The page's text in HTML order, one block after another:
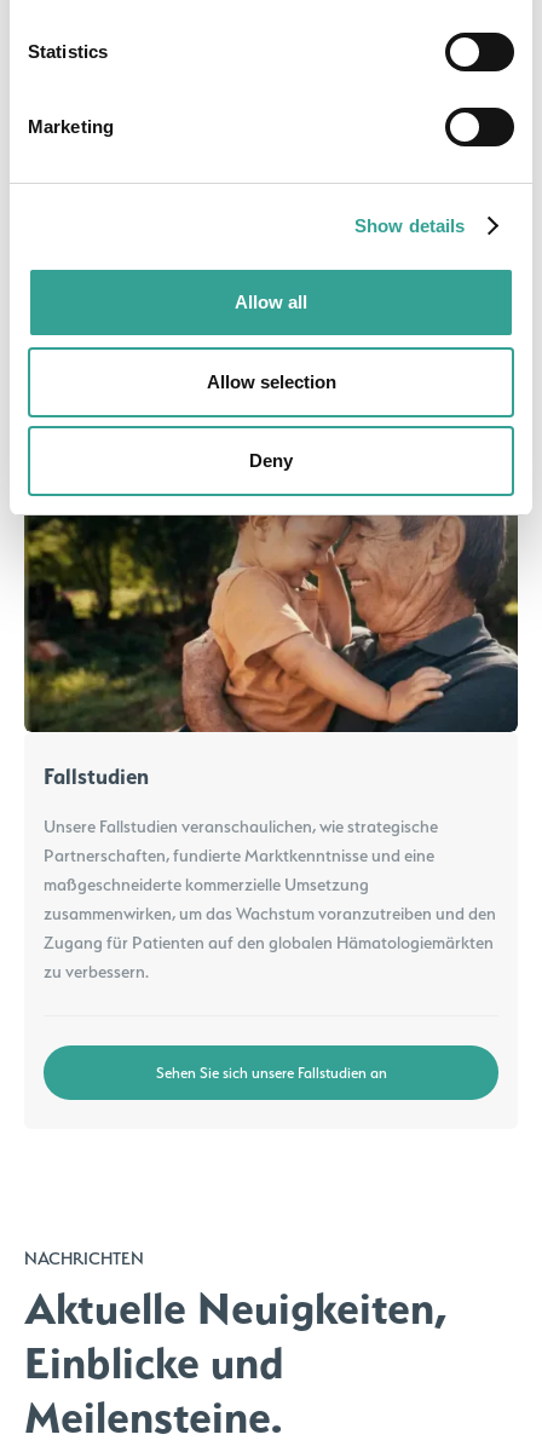
Statistics
Marketing
Show details
Allow all
Allow selection
Deny
zusammen, um den Zugang zu lebenswichtigen
Siehe unsere Partnerschaften
Fallstudien
Unsere Fallstudien veranschaulichen, wie strategische
Partnerschaften, fundierte Marktkenntnisse und eine
maßgeschneiderte kommerzielle Umsetzung
zusammenwirken, um das Wachstum voranzutreiben und den
Zugang für Patienten auf den globalen Hämatologiemärkten
zu verbessern.
Sehen Sie sich unsere Fallstudien an
NACHRICHTEN
Aktuelle Neuigkeiten,
Einblicke und
Meilensteine.